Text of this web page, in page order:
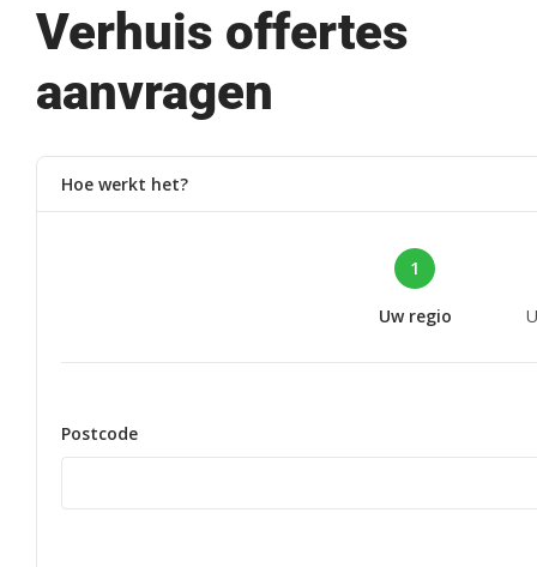
Verhuis offertes
aanvragen